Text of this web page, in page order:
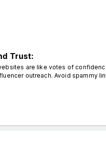
Trust:
are like votes of
outreach. Avoid spammy